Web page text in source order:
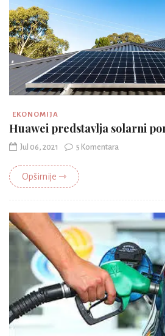
EKONOMIJA
Huawei predstavlja solarni
Jul 06, 2021 5 Komentara
Opširnije ⇾